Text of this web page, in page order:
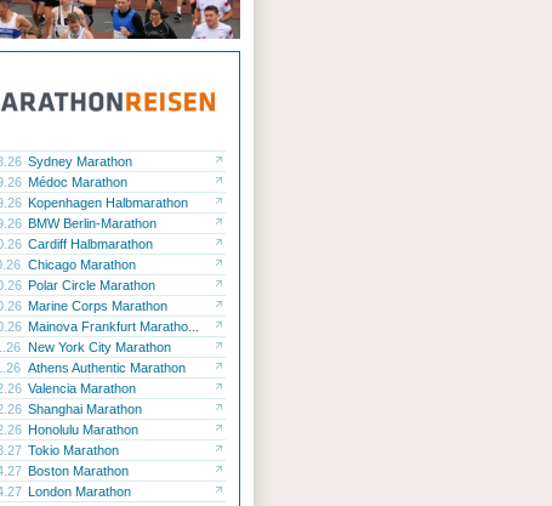
Sydney Marathon
Médoc Marathon
Kopenhagen Halbmarathon
BMW Berlin-Marathon
Cardiff Halbmarathon
Chicago Marathon
Polar Circle Marathon
Marine Corps Marathon
Mainova Frankfurt Maratho...
New York City Marathon
Athens Authentic Marathon
Valencia Marathon
Shanghai Marathon
Honolulu Marathon
Tokio Marathon
Boston Marathon
London Marathon